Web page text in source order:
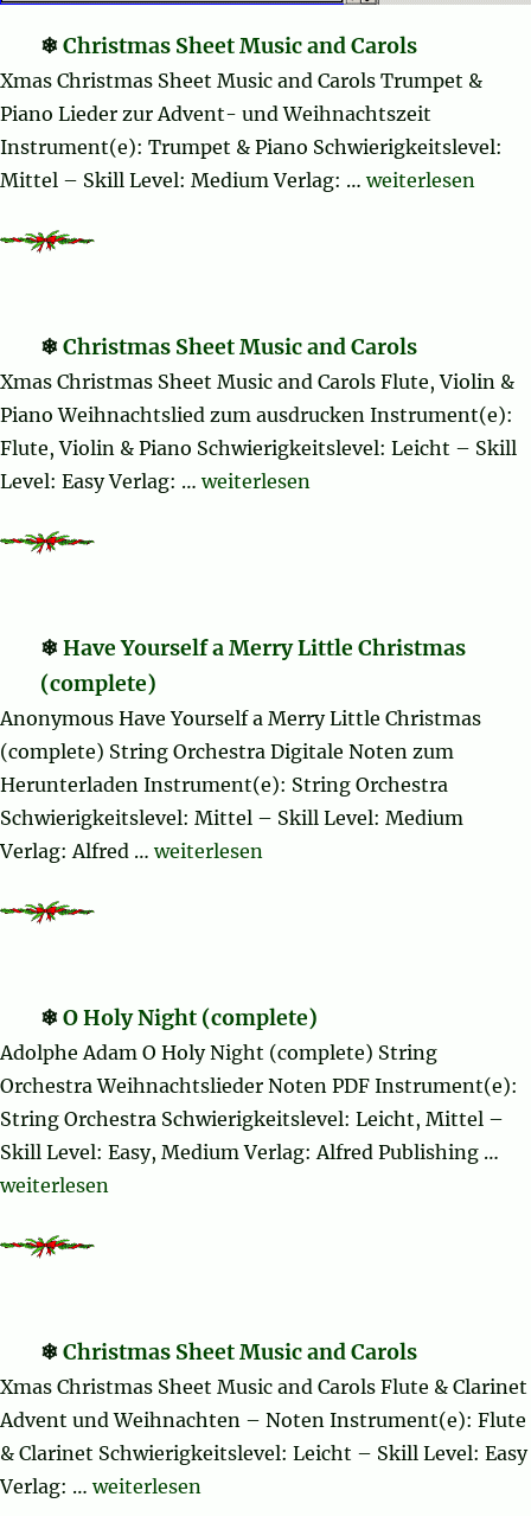
Christmas Sheet Music and Carols
Xmas Christmas Sheet Music and Carols Trumpet &
Piano Lieder zur Advent- und Weihnachtszeit
Instrument(e): Trumpet & Piano Schwierigkeitslevel:
Mittel – Skill Level: Medium Verlag: …„Christmas
weiterlesen
Christmas Sheet Music and Carols
Xmas Christmas Sheet Music and Carols Flute, Violin &
Piano Weihnachtslied zum ausdrucken Instrument(e):
Flute, Violin & Piano Schwierigkeitslevel: Leicht – Skill
Level: Easy Verlag: …„Christmas Sheet Music and
weiterlesen
Have Yourself a Merry Little Christmas
(complete)
Anonymous Have Yourself a Merry Little Christmas
(complete) String Orchestra Digitale Noten zum
Herunterladen Instrument(e): String Orchestra
Schwierigkeitslevel: Mittel – Skill Level: Medium
Verlag: Alfred …„Have Yourself a Merry Little
weiterlesen
O Holy Night (complete)
Adolphe Adam O Holy Night (complete) String
Orchestra Weihnachtslieder Noten PDF Instrument(e):
String Orchestra Schwierigkeitslevel: Leicht, Mittel –
Skill Level: Easy, Medium Verlag: Alfred Publishing …
„O Holy Night (complete)“
weiterlesen
Christmas Sheet Music and Carols
Xmas Christmas Sheet Music and Carols Flute & Clarinet
Advent und Weihnachten – Noten Instrument(e): Flute
& Clarinet Schwierigkeitslevel: Leicht – Skill Level: Easy
Verlag: …„Christmas Sheet Music and Carols“
weiterlesen